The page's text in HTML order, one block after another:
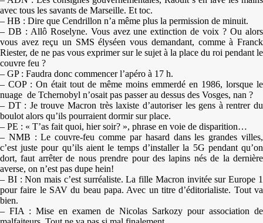
avec tous les savants de Marseille. Et toc.
– HB : Dire que Cendrillon n’a même plus la permission de minuit.
– DB : Allô Roselyne. Vous avez une extinction de voix ? Ou alors
vous avez reçu un SMS élyséen vous demandant, comme à Franck
Riester, de ne pas vous exprimer sur le sujet à la place du roi pendant le
couvre feu ?
– GP : Faudra donc commencer l’apéro à 17 h.
– COP : On était tout de même moins emmerdé en 1986, lorsque le
nuage de Tchernobyl n’osait pas passer au dessus des Vosges, nan ?
– DT : Je trouve Macron très laxiste d’autoriser les gens à rentrer du
boulot alors qu’ils pourraient dormir sur place.
– PE : « T’as fait quoi, hier soir? », phrase en voie de disparition…
– NMB : Le couvre-feu comme par hasard dans les grandes villes,
c’est juste pour qu’ils aient le temps d’installer la 5G pendant qu’on
dort, faut arrêter de nous prendre pour des lapins nés de la dernière
averse, on n’est pas dupe hein!
– BI : Non mais c’est surréaliste. La fille Macron invitée sur Europe 1
pour faire le SAV du beau papa. Avec un titre d’éditorialiste. Tout va
bien.
– FIA : Mise en examen de Nicolas Sarkozy pour association de